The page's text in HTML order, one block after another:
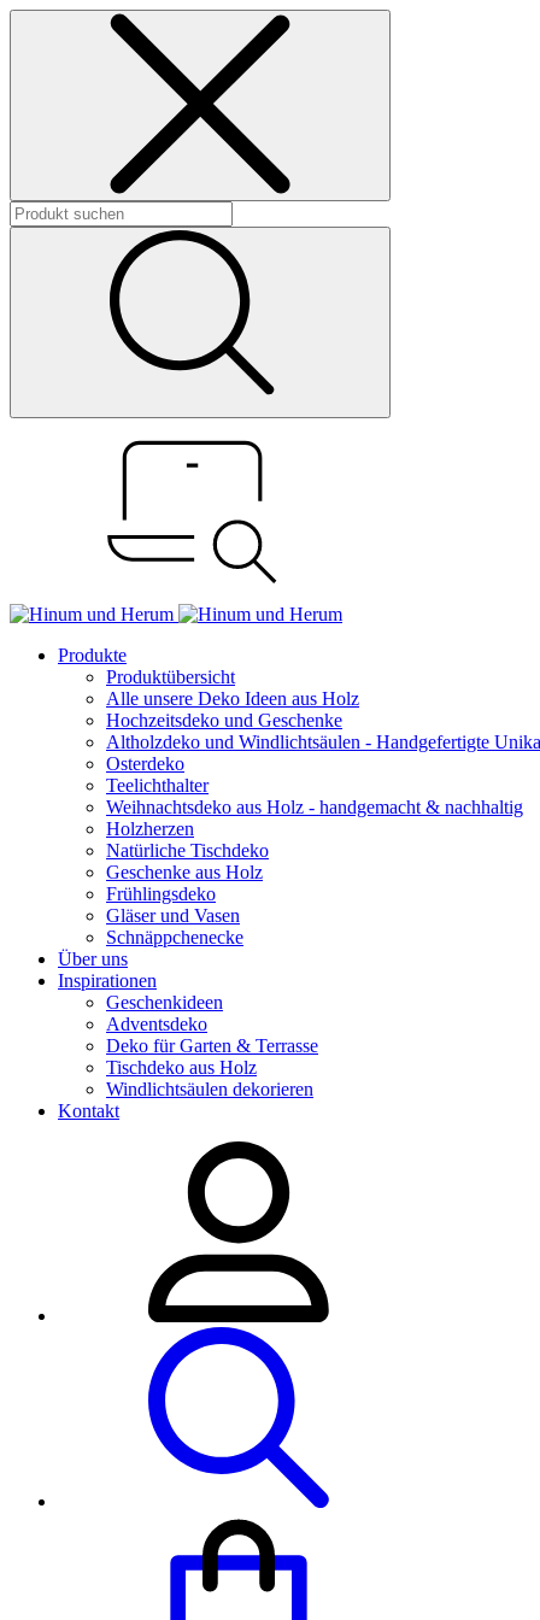
Produkte
Produktübersicht
Alle unsere Deko Ideen aus Holz
Hochzeitsdeko und Geschenke
Altholzdeko und Windlichtsäulen - Handgefertigte
Osterdeko
Teelichthalter
Weihnachts­deko aus Holz - handgemacht & nachhaltig
Holzherzen
Natürliche Tischdeko
Geschenke aus Holz
Frühlingsdeko
Gläser und Vasen
Schnäppchenecke
Über uns
Inspirationen
Geschenkideen
Adventsdeko
Deko für Garten & Terrasse
Tischdeko aus Holz
Windlichtsäulen dekorieren
Kontakt